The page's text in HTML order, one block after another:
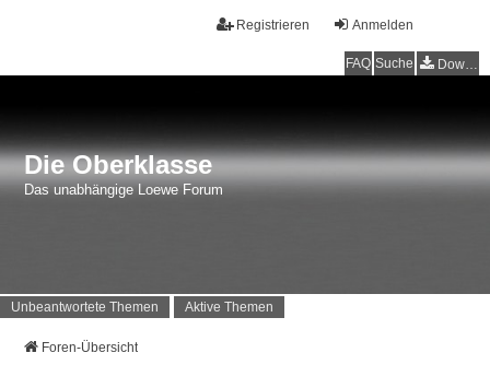
Anmelden
Registrieren
FAQ Suche Downloads
Die Oberklasse
Das unabhängige Loewe Forum
Unbeantwortete Themen Aktive Themen
Foren-Übersicht